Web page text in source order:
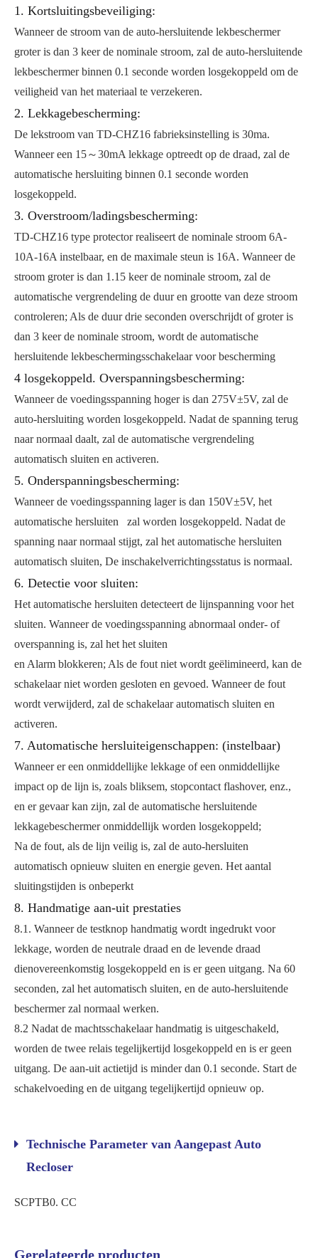
1. Kortsluitingsbeveiliging:
Wanneer de stroom van de auto-hersluitende lekbeschermer
groter is dan 3 keer de nominale stroom, zal de auto-hersluitende
lekbeschermer binnen 0.1 seconde worden losgekoppeld om de
veiligheid van het materiaal te verzekeren.
2. Lekkagebescherming:
De lekstroom van TD-CHZ16 fabrieksinstelling is 30ma.
Wanneer een 15～30mA lekkage optreedt op de draad, zal de
automatische hersluiting binnen 0.1 seconde worden
losgekoppeld.
3. Overstroom/ladingsbescherming:
TD-CHZ16 type protector realiseert de nominale stroom 6A-
10A-16A instelbaar, en de maximale steun is 16A. Wanneer de
stroom groter is dan 1.15 keer de nominale stroom, zal de
automatische vergrendeling de duur en grootte van deze stroom
controleren; Als de duur drie seconden overschrijdt of groter is
dan 3 keer de nominale stroom, wordt de automatische
hersluitende lekbeschermingsschakelaar voor bescherming
4 losgekoppeld. Overspanningsbescherming:
Wanneer de voedingsspanning hoger is dan 275V±5V, zal de
auto-hersluiting worden losgekoppeld. Nadat de spanning terug
naar normaal daalt, zal de automatische vergrendeling
automatisch sluiten en activeren.
5. Onderspanningsbescherming:
Wanneer de voedingsspanning lager is dan 150V±5V, het
automatische hersluiten zal worden losgekoppeld. Nadat de
spanning naar normaal stijgt, zal het automatische hersluiten
automatisch sluiten, De inschakelverrichtingsstatus is normaal.
6. Detectie voor sluiten:
Het automatische hersluiten detecteert de lijnspanning voor het
sluiten. Wanneer de voedingsspanning abnormaal onder- of
overspanning is, zal het het sluiten
en Alarm blokkeren; Als de fout niet wordt geëlimineerd, kan de
schakelaar niet worden gesloten en gevoed. Wanneer de fout
wordt verwijderd, zal de schakelaar automatisch sluiten en
activeren.
7. Automatische hersluiteigenschappen: (instelbaar)
Wanneer er een onmiddellijke lekkage of een onmiddellijke
impact op de lijn is, zoals bliksem, stopcontact flashover, enz.,
en er gevaar kan zijn, zal de automatische hersluitende
lekkagebeschermer onmiddellijk worden losgekoppeld;
Na de fout, als de lijn veilig is, zal de auto-hersluiten
automatisch opnieuw sluiten en energie geven. Het aantal
sluitingstijden is onbeperkt
8. Handmatige aan-uit prestaties
8.1. Wanneer de testknop handmatig wordt ingedrukt voor
lekkage, worden de neutrale draad en de levende draad
dienovereenkomstig losgekoppeld en is er geen uitgang. Na 60
seconden, zal het automatisch sluiten, en de auto-hersluitende
beschermer zal normaal werken.
8.2 Nadat de machtsschakelaar handmatig is uitgeschakeld,
worden de twee relais tegelijkertijd losgekoppeld en is er geen
uitgang. De aan-uit actietijd is minder dan 0.1 seconde. Start de
schakelvoeding en de uitgang tegelijkertijd opnieuw op.
Technische Parameter van Aangepast Auto
Recloser
SCPTB0. CC
Gerelateerde producten